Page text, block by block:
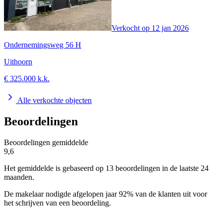
Verkocht op 12 jan 2026
Ondernemingsweg 56 H
Uithoorn
€ 325.000 k.k.
Alle verkochte objecten
Beoordelingen
Beoordelingen gemiddelde
9,6
Het gemiddelde is gebaseerd op 13 beoordelingen in de laatste 24
maanden.
De makelaar nodigde afgelopen jaar 92% van de klanten uit voor
het schrijven van een beoordeling.